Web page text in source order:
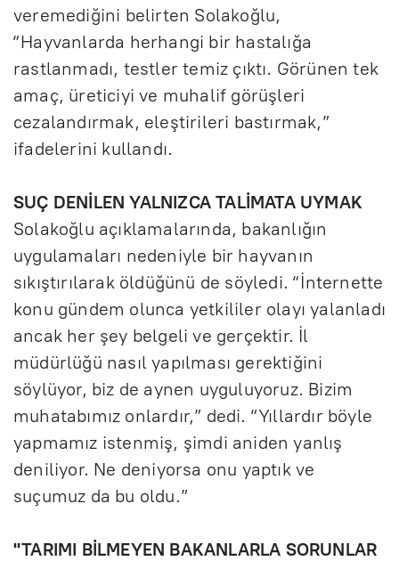
veremediğini belirten Solakoğlu,
“Hayvanlarda herhangi bir hastalığa
rastlanmadı, testler temiz çıktı. Görünen tek
amaç, üreticiyi ve muhalif görüşleri
cezalandırmak, eleştirileri bastırmak,”
ifadelerini kullandı.
SUÇ DENİLEN YALNIZCA TALİMATA UYMAK
Solakoğlu açıklamalarında, bakanlığın
uygulamaları nedeniyle bir hayvanın
sıkıştırılarak öldüğünü de söyledi. “İnternette
konu gündem olunca yetkililer olayı yalanladı
ancak her şey belgeli ve gerçektir. İl
müdürlüğü nasıl yapılması gerektiğini
söylüyor, biz de aynen uyguluyoruz. Bizim
muhatabımız onlardır,” dedi. “Yıllardır böyle
yapmamız istenmiş, şimdi aniden yanlış
deniliyor. Ne deniyorsa onu yaptık ve
suçumuz da bu oldu.”
"TARIMI BİLMEYEN BAKANLARLA SORUNLAR